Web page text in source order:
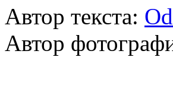
Автор текста:
Автор